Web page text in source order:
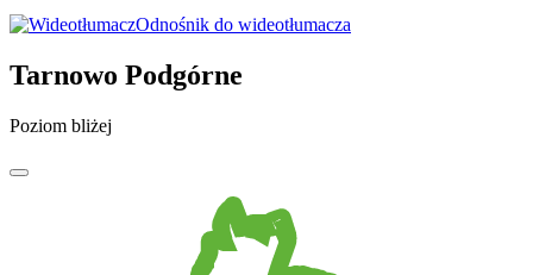
Odnośnik do wideotłumacza
Tarnowo Podgórne
Poziom bliżej